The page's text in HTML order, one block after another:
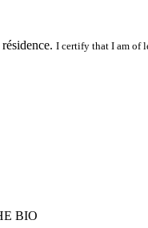
I certify that I am of
BIO